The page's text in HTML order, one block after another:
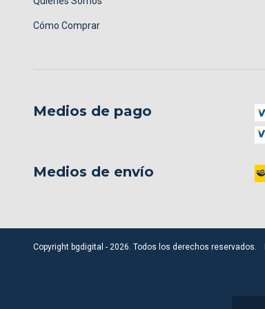
Cómo Comprar
Medios de pago
Medios de envío
Copyright bgdigital - 2026. Todos los derechos reservados.